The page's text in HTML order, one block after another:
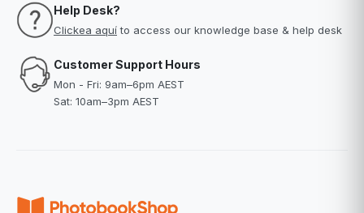
Help Desk?
Clickea aquíto access our knowledge base & help desk
Customer Support Hours
Mon - Fri: 9am–6pm AEST
Sat: 10am–3pm AEST